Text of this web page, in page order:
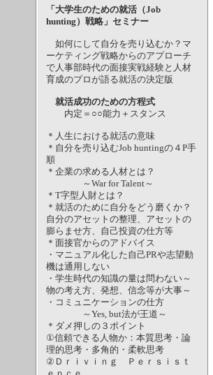
「大学生のための就活（Job
hunting）戦略」セミナー
如何にして自分を売り込むか？マ
ーケティング戦略からのアプローチ
で人事部時代の面接実戦経験と人材
育成のプロが語る就活の決定版
就活成功のための方程式
内定＝○○能力＋スタンス
＊人生における就活の意味
＊自分を売り込むJob huntingの４P手
順
＊企業の求める人材とは？
～War for Talent～
＊T字型人財とは？
＊就活のために自分をどう磨くか？
自分のアセットの整理、アセットの
膨らませ方、自己投資の仕方等
＊面接官からのアドバイス
・マニュアル化した自己PRや志望動
機は通用しない
・学生時代の知識の量は問わない～
物の考え方、発想、信念等が大事～
・コミュニケーションの仕方
～Yes, but法が王道～
＊ダメ押しの３ポイント
①信頼できる人物か：本質思考・論
理的思考・多角的・柔軟思考
②Ｄｒｉｖｉｎｇ Ｐｅｒｓｉｓｔ